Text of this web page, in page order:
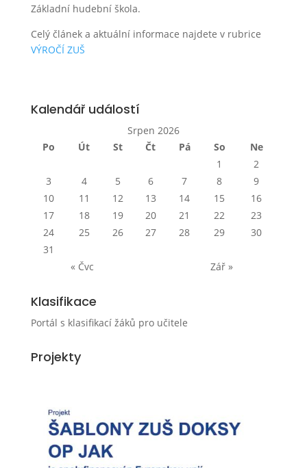
Základní hudební škola.
Celý článek a aktuální informace najdete v rubrice
VÝROČÍ ZUŠ
Kalendář událostí
Srpen 2026
Po
Út St Čt Pá So
Ne
1
2
3
4 5 6 7 8
9
10
11 12 13 14 15
16
17
18 19 20 21 22
23
24
25 26 27 28 29
30
31
« Čvc
Zář »
Klasifikace
Portál s klasifikací žáků pro učitele
Projekty